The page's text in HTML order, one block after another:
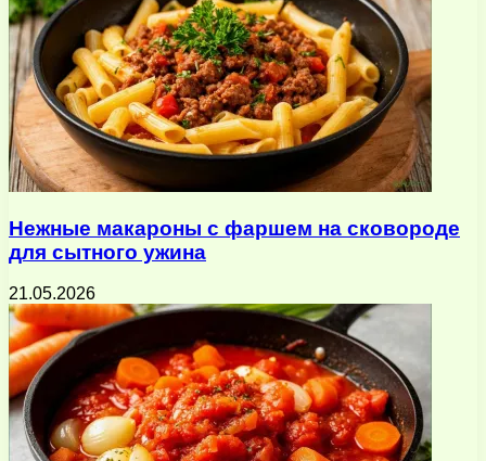
Нежные макароны с фаршем на сковороде
для сытного ужина
21.05.2026